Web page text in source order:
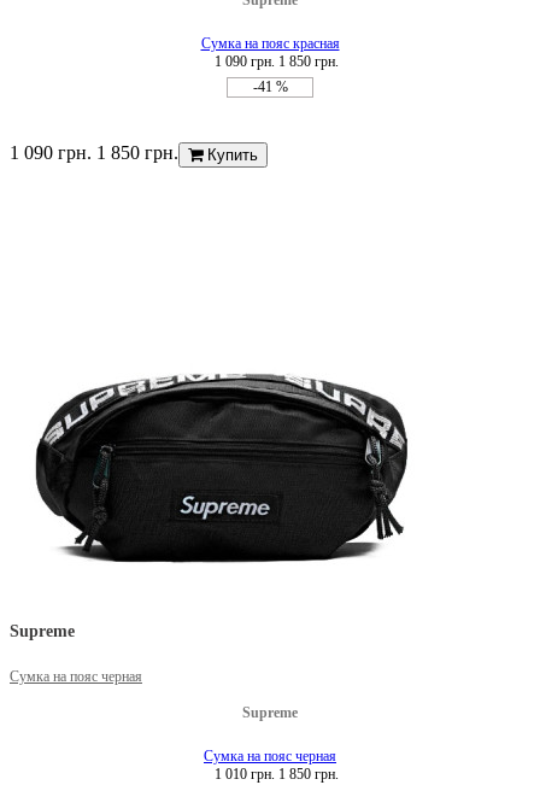
Сумка на пояс красная
1 090 грн. 1 850 грн.
-41 %
1 090 грн. 1 850 грн. Купить
Supreme
Сумка на пояс черная
Supreme
Сумка на пояс черная
1 010 грн. 1 850 грн.